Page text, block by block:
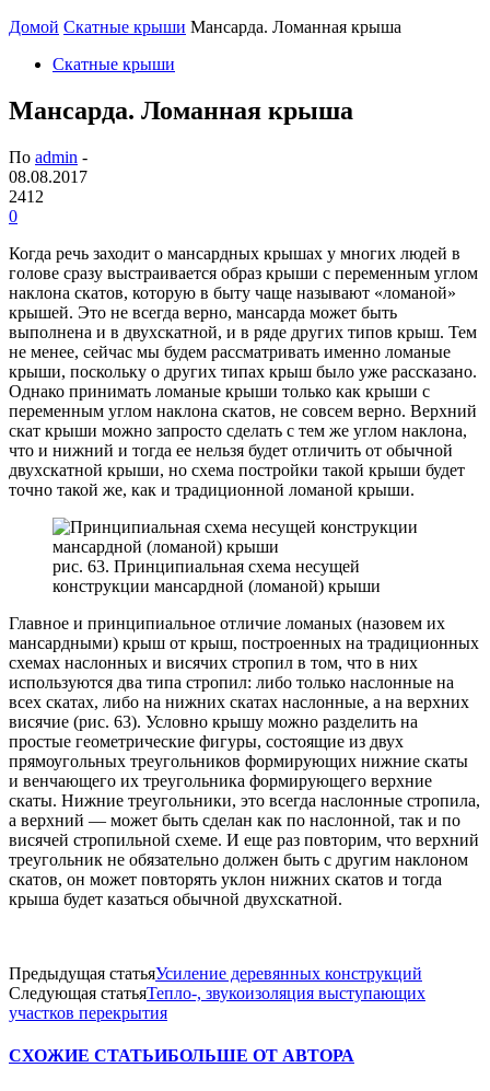
Домой Скатные крыши Мансарда. Ломанная крыша
Скатные крыши
Мансарда. Ломанная крыша
По admin -
08.08.2017
2412
0
Когда речь заходит о мансардных крышах у многих людей в
голове сразу выстраивается образ крыши с переменным углом
наклона скатов, которую в быту чаще называют «ломаной»
крышей. Это не всегда верно, мансарда может быть
выполнена и в двухскатной, и в ряде других типов крыш. Тем
не менее, сейчас мы будем рассматривать именно ломаные
крыши, поскольку о других типах крыш было уже рассказано.
Однако принимать ломаные крыши только как крыши с
переменным углом наклона скатов, не совсем верно. Верхний
скат крыши можно запросто сделать с тем же углом наклона,
что и нижний и тогда ее нельзя будет отличить от обычной
двухскатной крыши, но схема постройки такой крыши будет
точно такой же, как и традиционной ломаной крыши.
рис. 63. Принципиальная схема несущей
конструкции мансардной (ломаной) крыши
Главное и принципиальное отличие ломаных (назовем их
мансардными) крыш от крыш, построенных на традиционных
схемах наслонных и висячих стропил в том, что в них
используются два типа стропил: либо только наслонные на
всех скатах, либо на нижних скатах наслонные, а на верхних
висячие (рис. 63). Условно крышу можно разделить на
простые геометрические фигуры, состоящие из двух
прямоугольных треугольников формирующих нижние скаты
и венчающего их треугольника формирующего верхние
скаты. Нижние треугольники, это всегда наслонные стропила,
а верхний — может быть сделан как по наслонной, так и по
висячей стропильной схеме. И еще раз повторим, что верхний
треугольник не обязательно должен быть с другим наклоном
скатов, он может повторять уклон нижних скатов и тогда
крыша будет казаться обычной двухскатной.
Предыдущая статьяУсиление деревянных конструкций
Следующая статьяТепло-, звукоизоляция выступающих
участков перекрытия
СХОЖИЕ СТАТЬИБОЛЬШЕ ОТ АВТОРА